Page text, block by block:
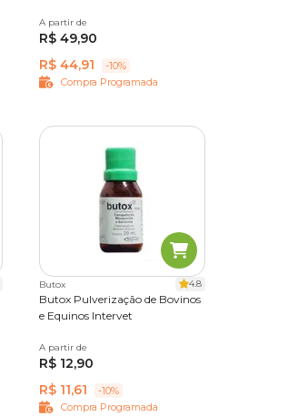
500 g
A partir de
R$ 49,90
R$ 44,91
-10%
Compra Programada
Butox 4.8
Butox Pulverização de Bovinos
e Equinos Intervet
20 ml
A partir de
R$ 12,90
R$ 11,61
-10%
Compra Programada